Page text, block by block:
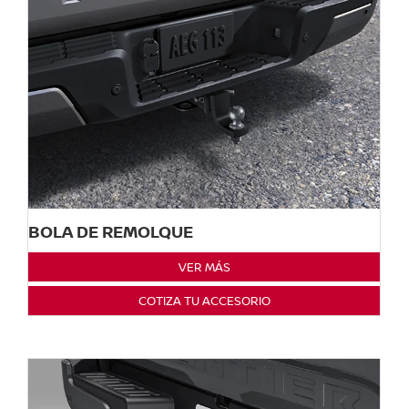
BOLA DE REMOLQUE
VER MÁS
COTIZA TU ACCESORIO